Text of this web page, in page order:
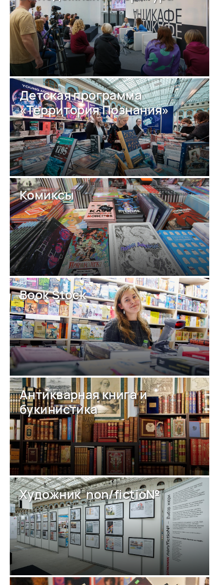
Детская программа
«Территория Познания»
Комиксы
Book Stock
Антикварная книга и
букинистика
Художник non/fictio№